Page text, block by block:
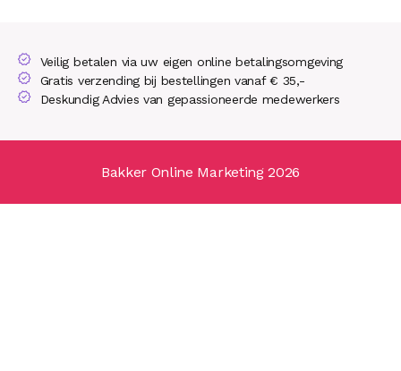
Veilig betalen via uw eigen online betalingsomgeving
Gratis verzending bij bestellingen vanaf € 35,-
Deskundig Advies van gepassioneerde medewerkers
Bakker Online Marketing 2026